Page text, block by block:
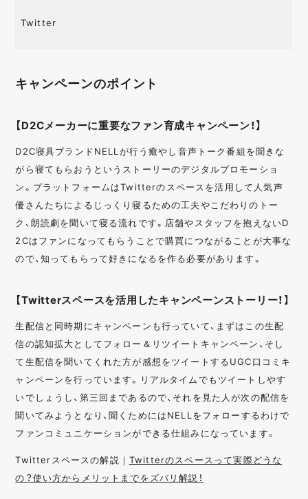
Twitter
キャンペーンのポイント
【D2Cメーカーに重要なファン育成キャンペーン！】
D2C寝具ブランドNELLが行う癒やし音声トーク番組を聞きな
がら寝てもらおうというストーリーのデジタルプロモーショ
ン。プラットフォームはTwitterのスペースを活用して人気声
優さんたちによるじっくり寝るための工夫やこだわりのトー
ク、朗読劇を聞いて寝る流れです。店舗やスタッフを抱えないD
2Cはファンになってもらうことで購買につながることが大事な
ので、知ってもらって好きになるを作る必要があります。
【Twitterスペースを活用したキャンペーンストーリー！】
生配信と同時期にキャンペーンも行っていて、まずはこの生配
信の認知拡大としてフォロー＆リツイートキャンペーン、そし
て生配信を聞いてくれた方が感想をツイートするUGC口コミキ
ャンペーンを行っています。リアルタイムでもツイートしやす
いでしょうし、第三回まであるので、それを見た人が次の配信を
聞いてみようとなり、聞くためにはNELLをフォローするわけで
ファンコミュニケーションができる仕組みになっています。
Twitterスペースの解説｜ Twitterのスペースって実際どうな
の？使い方からメリットまでをズバリ解説！